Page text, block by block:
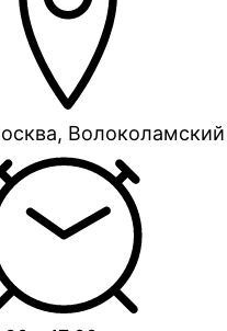
Волоколамский